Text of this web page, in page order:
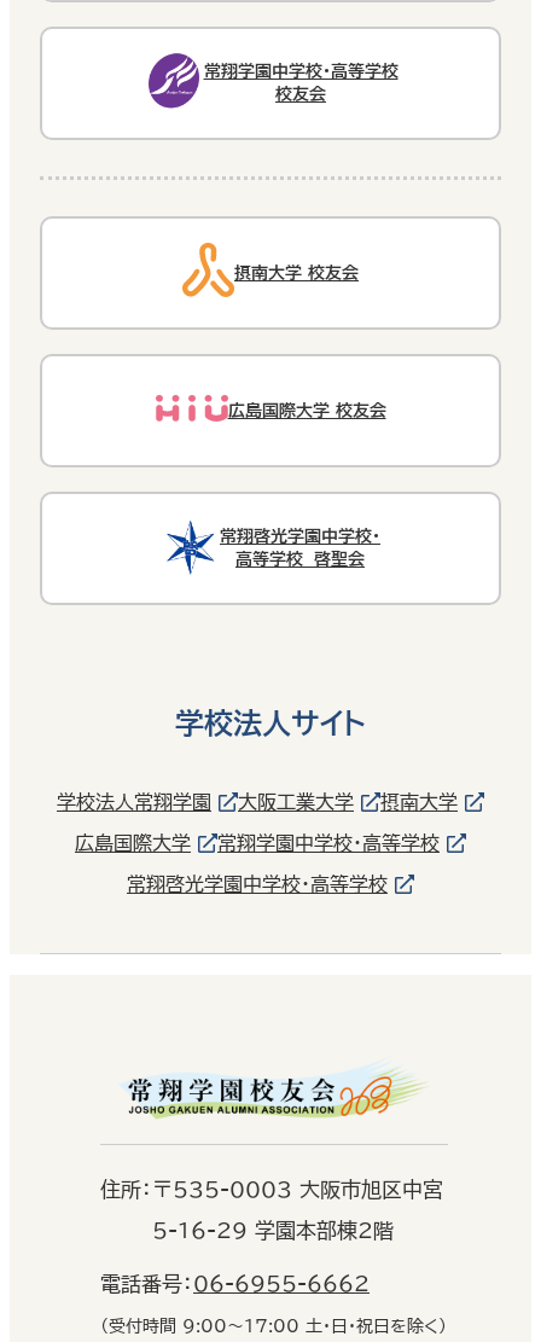
常翔学園中学校・高等学校
校友会
摂南大学 校友会
広島国際大学 校友会
常翔啓光学園中学校・
高等学校 啓聖会
学校法人サイト
学校法人常翔学園 大阪工業大学 摂南大学
広島国際大学 常翔学園中学校・高等学校
常翔啓光学園中学校・高等学校
住所： 〒535-0003 大阪市旭区中宮
5-16-29 学園本部棟2階
電話番号： 06-6955-6662
（受付時間 9:00〜17:00 土・日・祝日を除く）